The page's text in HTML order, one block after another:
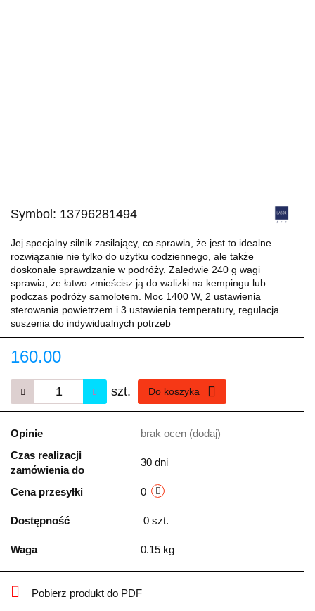
Symbol: 13796281494
Jej specjalny silnik zasilający, co sprawia, że ​​jest to idealne
rozwiązanie nie tylko do użytku codziennego, ale także
doskonałe sprawdzanie w podróży. Zaledwie 240 g wagi
sprawia, że ​​łatwo zmieścisz ją do walizki na kempingu lub
podczas podróży samolotem. Moc 1400 W, 2 ustawienia
sterowania powietrzem i 3 ustawienia temperatury, regulacja
suszenia do indywidualnych potrzeb
160.00
szt. Do koszyka
Opinie brak ocen (dodaj)
Czas realizacji
zamówienia do
30 dni
Cena przesyłki 0
Dostępność 0 szt.
Waga 0.15 kg
Pobierz produkt do PDF